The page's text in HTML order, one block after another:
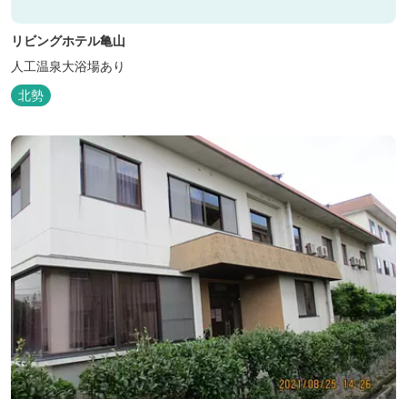
リビングホテル亀山
人工温泉大浴場あり
北勢